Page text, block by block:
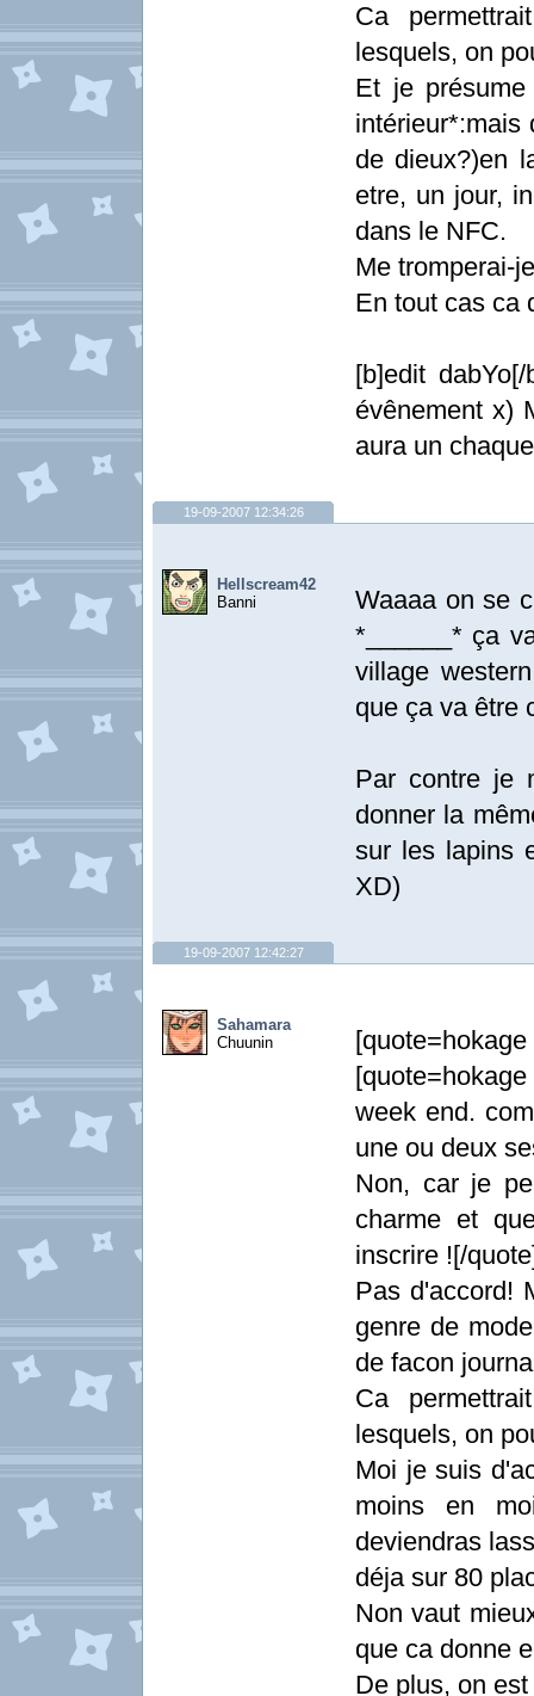
Ca
lesquels, on
Et je
intérieur*:mais
de dieux?)en
etre, un jour,
dans le NFC.
Me tromperai-
En tout cas ca
[b]edit
évênement x)
aura un
19-09-2007 12:34:26
Hellscream42
Banni
Waaaa on se
*______* ça
village
que ça va être
Par contre je
donner la
sur les lapins
XD)
19-09-2007 12:42:27
Sahamara
Chuunin
week end.
une ou deux
Non, car je
charme et
inscrire ![/
Pas d'accord!
genre de
de facon
Ca
lesquels, on
Moi je suis
moins en
deviendras
déja sur 80
Non vaut
que ca donne
De plus, on